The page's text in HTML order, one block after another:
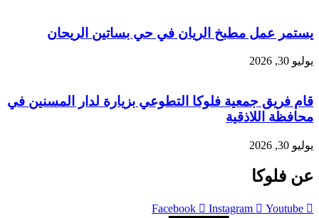
يستمر عمل مطبخ الريان في حي بساتين الريحان
يوليو 30, 2026
قام فريق جمعية فلوكا التطوعي بزيارة لدار المسنين في
محافظة اللاذقية
يوليو 30, 2026
عن فلوكا
Facebook Instagram Youtube